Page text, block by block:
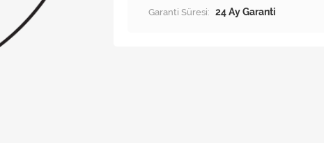
Garanti Süresi: 24 Ay Garanti